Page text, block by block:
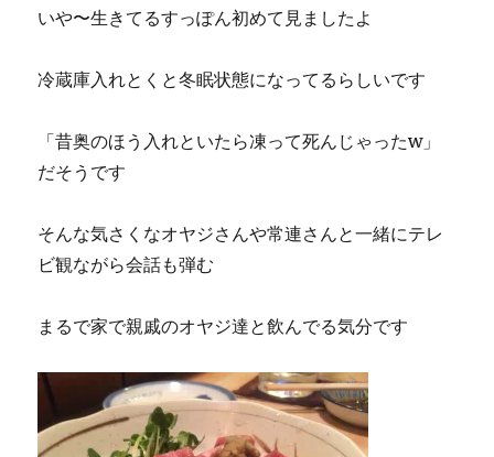
いや〜生きてるすっぽん初めて見ましたよ
冷蔵庫入れとくと冬眠状態になってるらしいです
「昔奥のほう入れといたら凍って死んじゃったw」
だそうです
そんな気さくなオヤジさんや常連さんと一緒にテレ
ビ観ながら会話も弾む
まるで家で親戚のオヤジ達と飲んでる気分です